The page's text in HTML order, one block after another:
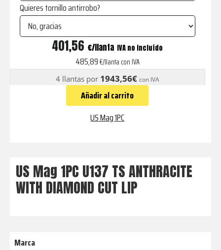
Quieres tornillo antirrobo?
ANTHRACITE
WITH
401,56 € IVA no incluído
485,89€/llanta con IVA
4 llantas por 1943,56€ con IVA
Añadir al carrito
US Mag 1PC
US Mag 1PC U137 TS ANTHRACITE
WITH DIAMOND CUT LIP
Marca